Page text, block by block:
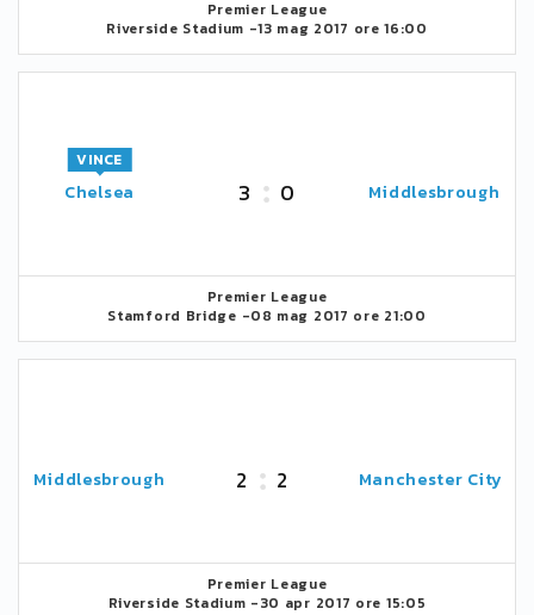
Premier League
Riverside Stadium -13 mag 2017 ore 16:00
Chelsea
VINCE
3 0 Middlesbrough
Premier League
Stamford Bridge -08 mag 2017 ore 21:00
Middlesbrough 2 2 Manchester City
Premier League
Riverside Stadium -30 apr 2017 ore 15:05